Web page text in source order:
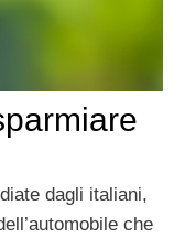
dagli italiani,
che